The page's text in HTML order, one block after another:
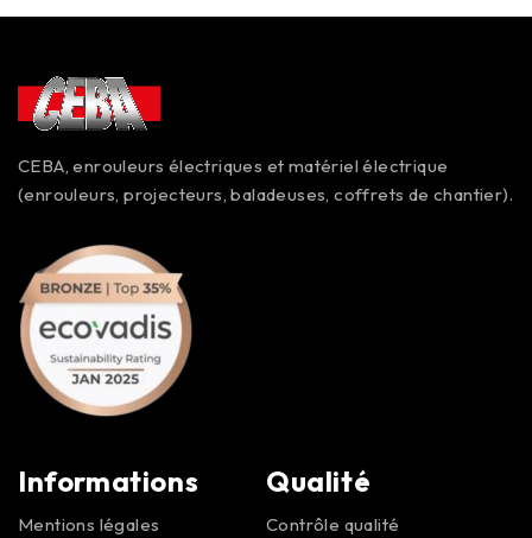
CEBA, enrouleurs électriques et matériel électrique
(enrouleurs, projecteurs, baladeuses, coffrets de chantier).
Informations
Mentions légales
Qualité
Contrôle qualité